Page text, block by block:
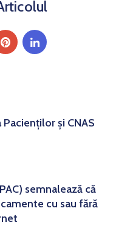
și CNAS
semnalează că
cu sau fără